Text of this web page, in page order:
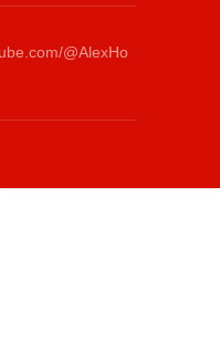
@AlexHo